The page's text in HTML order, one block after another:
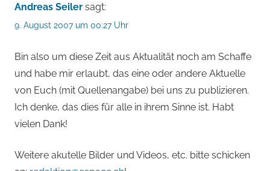
Andreas Seiler sagt:
9. August 2007 um 00:27 Uhr
Bin also um diese Zeit aus Aktualität noch am Schaffe
und habe mir erlaubt, das eine oder andere Aktuelle
von Euch (mit Quellenangabe) bei uns zu publizieren.
Ich denke, das dies für alle in ihrem Sinne ist. Habt
vielen Dank!
Weitere akutelle Bilder und Videos, etc. bitte schicken